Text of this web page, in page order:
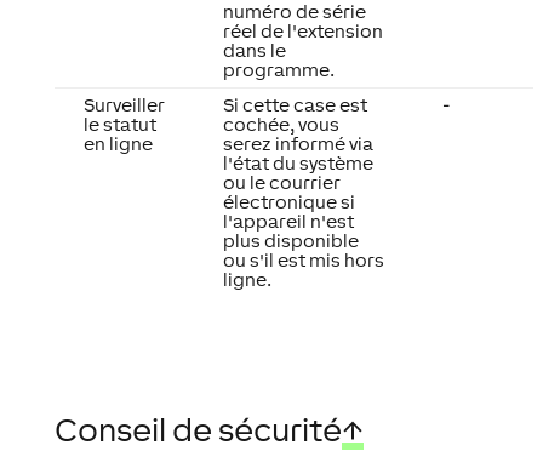
numéro de série
réel de l'extension
dans le
programme.
Surveiller
le statut
en ligne
Si cette case est
cochée, vous
serez informé via
l'état du système
ou le courrier
électronique si
l'appareil n'est
plus disponible
ou s'il est mis hors
ligne.
-
Conseil de sécurité↑